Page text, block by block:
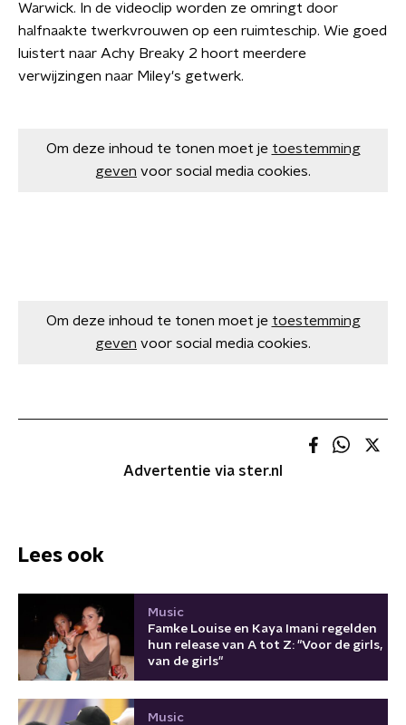
Warwick. In de videoclip worden ze omringt door
halfnaakte twerkvrouwen op een ruimteschip. Wie goed
luistert naar Achy Breaky 2 hoort meerdere
verwijzingen naar Miley's getwerk.
Om deze inhoud te tonen moet je toestemming
geven voor social media cookies.
Om deze inhoud te tonen moet je toestemming
geven voor social media cookies.
Advertentie via ster.nl
Lees ook
Music
Famke Louise en Kaya Imani regelden
hun release van A tot Z: "Voor de girls,
van de girls"
Music